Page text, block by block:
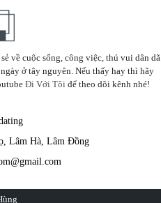
về cuộc sống, công việc, thú vui dân dã
ở tây nguyên. Nếu thấy hay thì hãy
Đi Với Tôi để theo dõi kênh nhé!
Lâm Hà, Lâm Đồng